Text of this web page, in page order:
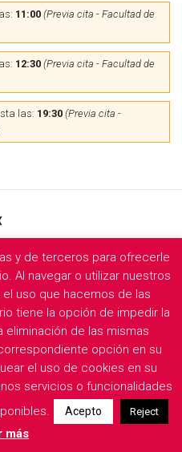
11:00 (Previa cita - Facultad de
12:30 (Previa cita - Facultad de
las: 19:30 (Previa cita -
10:00hasta las:13:00 (Previa
del departamento
y de terceros para ofrecerle
Al navegar o utilizar nuestros
uso que hacemos de las
tiene la opción de impedir la
de las mismas
opción en su
el uso de cookies en su
servicios o funcionalidades
Acepto Reject
más